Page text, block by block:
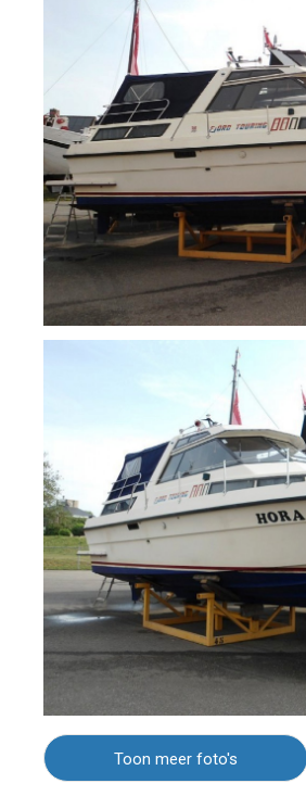
Toon meer foto's